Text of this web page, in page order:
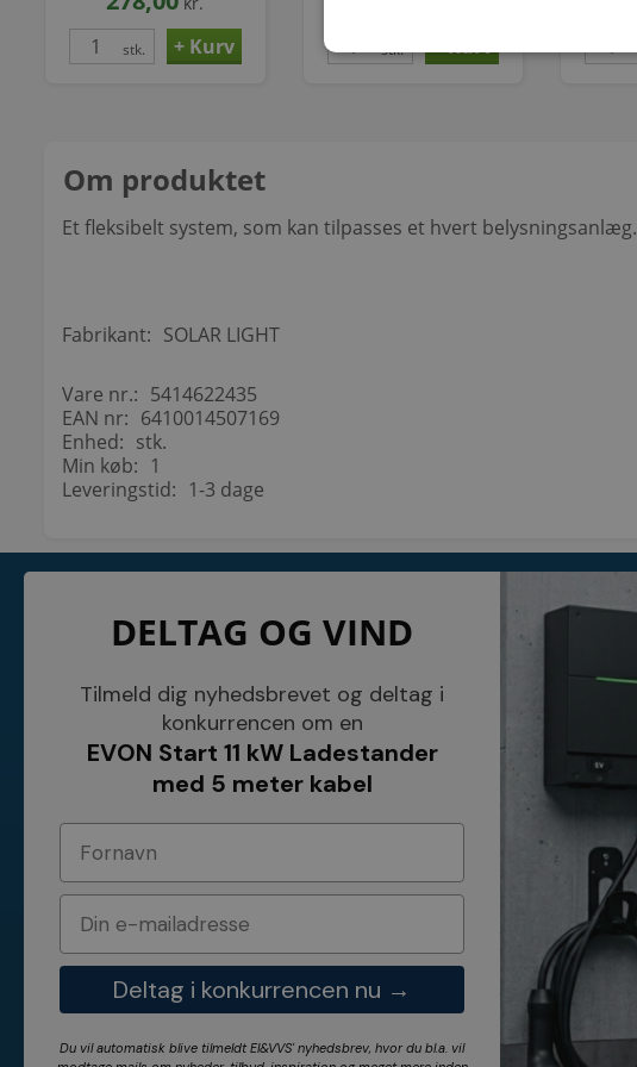
stk. stk.
Om produktet
Et fleksibelt system, som kan tilpasses et hvert belysningsanlæg.
Fabrikant: SOLAR LIGHT
Vare nr.: 5414622435
EAN nr: 6410014507169
Enhed: stk.
Min køb: 1
Leveringstid: 1-3 dage
NETSALG EL & VVS APS
Søndergårdsvej 44
Danmark
E-mail: info@elvvs.dk
Åbningstider
Bankoplysninger
Privatlivspolitik
DELTAG OG VIND
Tilmeld dig nyhedsbrevet og deltag i
konkurrencen om en
EVON Start 11 kW Ladestander
med 5 meter kabel
Deltag i konkurrencen nu →
Du vil automatisk blive tilmeldt El&VVS' nyhedsbrev, hvor du bl.a. vil